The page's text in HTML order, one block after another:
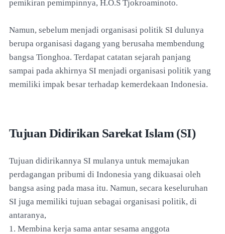
pemikiran pemimpinnya, H.O.S Tjokroaminoto.
Namun, sebelum menjadi organisasi politik SI dulunya
berupa organisasi dagang yang berusaha membendung
bangsa Tionghoa. Terdapat catatan sejarah panjang
sampai pada akhirnya SI menjadi organisasi politik yang
memiliki impak besar terhadap kemerdekaan Indonesia.
Tujuan Didirikan Sarekat Islam (SI)
Tujuan didirikannya SI mulanya untuk memajukan
perdagangan pribumi di Indonesia yang dikuasai oleh
bangsa asing pada masa itu. Namun, secara keseluruhan
SI juga memiliki tujuan sebagai organisasi politik, di
antaranya,
1. Membina kerja sama antar sesama anggota